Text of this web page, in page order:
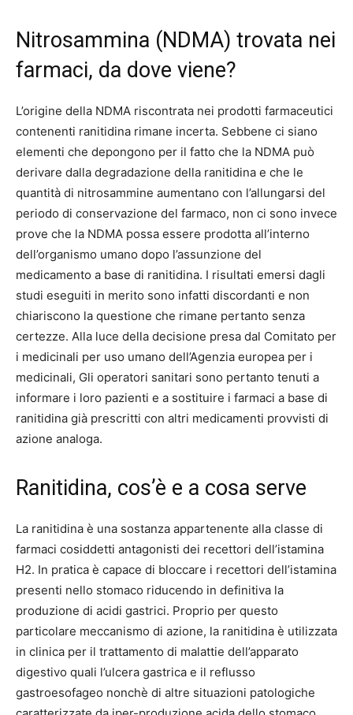
Nitrosammina (NDMA) trovata nei
farmaci, da dove viene?
L’origine della NDMA riscontrata nei prodotti farmaceutici
contenenti ranitidina rimane incerta. Sebbene ci siano
elementi che depongono per il fatto che la NDMA può
derivare dalla degradazione della ranitidina e che le
quantità di nitrosammine aumentano con l’allungarsi del
periodo di conservazione del farmaco, non ci sono invece
prove che la NDMA possa essere prodotta all’interno
dell’organismo umano dopo l’assunzione del
medicamento a base di ranitidina. I risultati emersi dagli
studi eseguiti in merito sono infatti discordanti e non
chiariscono la questione che rimane pertanto senza
certezze. Alla luce della decisione presa dal Comitato per
i medicinali per uso umano dell’Agenzia europea per i
medicinali, Gli operatori sanitari sono pertanto tenuti a
informare i loro pazienti e a sostituire i farmaci a base di
ranitidina già prescritti con altri medicamenti provvisti di
azione analoga.
Ranitidina, cos’è e a cosa serve
La ranitidina è una sostanza appartenente alla classe di
farmaci cosiddetti antagonisti dei recettori dell’istamina
H2. In pratica è capace di bloccare i recettori dell’istamina
presenti nello stomaco riducendo in definitiva la
produzione di acidi gastrici. Proprio per questo
particolare meccanismo di azione, la ranitidina è utilizzata
in clinica per il trattamento di malattie dell’apparato
digestivo quali l’ulcera gastrica e il reflusso
gastroesofageo nonchè di altre situazioni patologiche